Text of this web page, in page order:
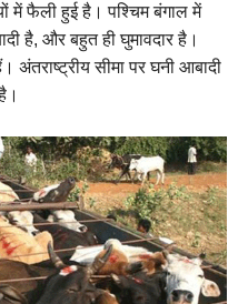
में फैली हुई है। पश्चिम बंगाल में
है, और बहुत ही घुमावदार है।
सीमा पर घनी आबादी